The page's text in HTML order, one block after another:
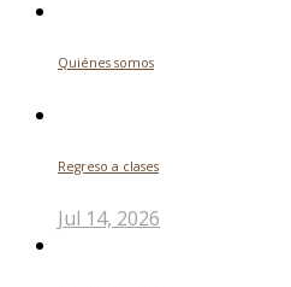
Quiénes somos
Regreso a clases
Jul 14, 2026